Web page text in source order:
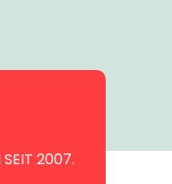
SEIT 2007.